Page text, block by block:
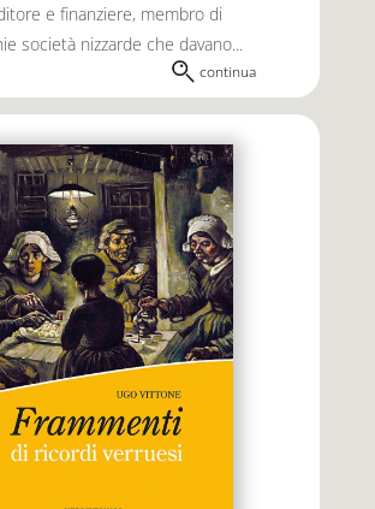
e finanziere, membro di
società nizzarde che davano...
continua